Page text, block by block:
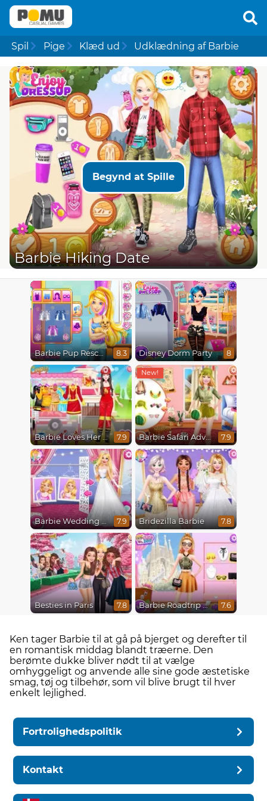
Spil Pige Klæd ud Udklædning af Barbie
Begynd at Spille
Barbie Hiking Date
Barbie Pup Rescue 8.3 Disney Dorm Party 8
Barbie Loves Her Job 7.9 Barbie Safari Adventure 7.9
Barbie Wedding Fun 7.9 Bridezilla Barbie 7.8
Besties in Paris 7.8 Barbie Roadtrip Adventure 7.6
Ken tager Barbie til at gå på bjerget og derefter til
en romantisk middag blandt træerne. Den
berømte dukke bliver nødt til at vælge
omhyggeligt og anvende alle sine gode æstetiske
smag, tøj og tilbehør, som vil blive brugt til hver
enkelt lejlighed.
Fortrolighedspolitik
Kontakt